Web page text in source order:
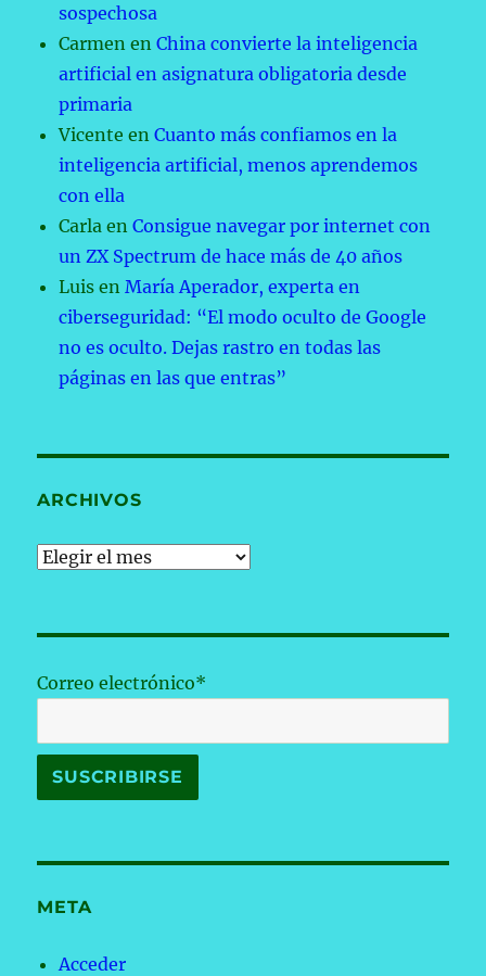
sospechosa
Carmen enChina convierte la inteligencia
artificial en asignatura obligatoria desde
primaria
Vicente enCuanto más confiamos en la
inteligencia artificial, menos aprendemos
con ella
Carla enConsigue navegar por internet con
un ZX Spectrum de hace más de 40 años
Luis enMaría Aperador, experta en
ciberseguridad: “El modo oculto de Google
no es oculto. Dejas rastro en todas las
páginas en las que entras”
ARCHIVOS
Archivos
Correo electrónico*
META
Acceder